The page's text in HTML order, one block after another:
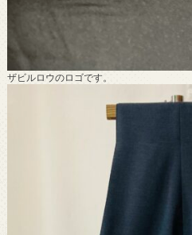
ザビルロウのロゴです。